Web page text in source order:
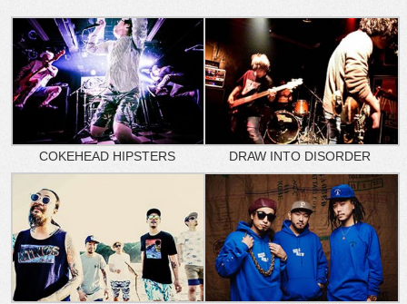
COKEHEAD HIPSTERS DRAW INTO DISORDER